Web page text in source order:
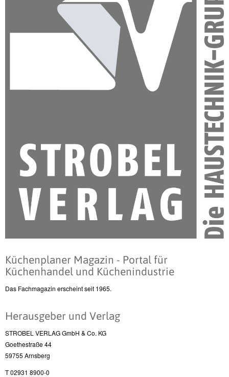
Küchenplaner Magazin - Portal für
Küchenhandel und Küchenindustrie
Das Fachmagazin erscheint seit 1965.
Herausgeber und Verlag
STROBEL VERLAG GmbH & Co. KG
Goethestraße 44
59755 Arnsberg
T 02931 8900-0